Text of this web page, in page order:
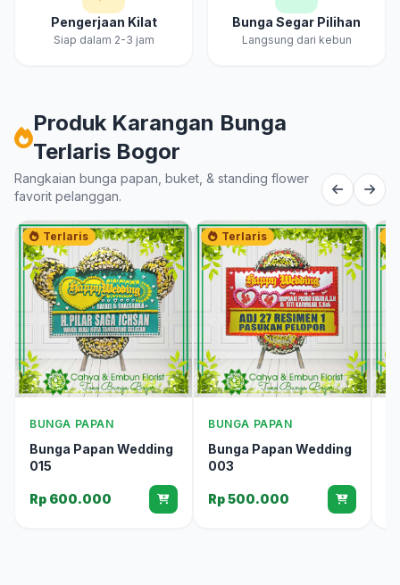
Pengerjaan Kilat
Siap dalam 2-3 jam
Bunga Segar Pilihan
Langsung dari kebun
Produk Karangan Bunga
Terlaris Bogor
Rangkaian bunga papan, buket, & standing flower
favorit pelanggan.
Terlaris
BUNGA PAPAN
Bunga Papan Wedding
015
Rp 600.000
Terlaris
BUNGA PAPAN
Bunga Papan Wedding
003
Rp 500.000